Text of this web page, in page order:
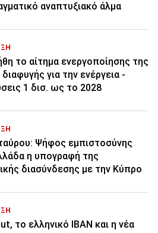
αναπτυξιακό άλμα
το αίτημα ενεργοποίησης της
για την ενέργεια -
1 δισ. ως το 2028
Ψήφος εμπιστοσύνης
η υπογραφή της
διασύνδεσης με την Κύπρο
το ελληνικό IBAN και η νέα